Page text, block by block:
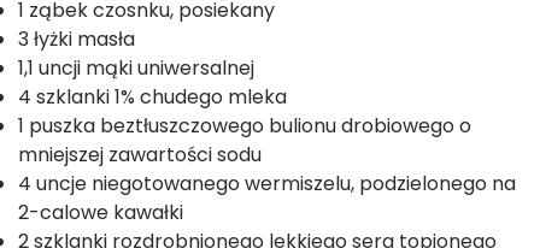
1 ząbek czosnku, posiekany
3 łyżki masła
1,1 uncji mąki uniwersalnej
4 szklanki 1% chudego mleka
1 puszka beztłuszczowego bulionu drobiowego o
mniejszej zawartości sodu
4 uncje niegotowanego wermiszelu, podzielonego na
2-calowe kawałki
2 szklanki rozdrobnionego lekkiego sera topionego